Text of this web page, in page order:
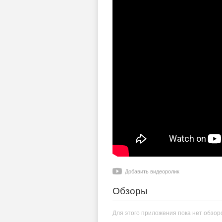
Добавить видеоролик
Обзоры
Для этого приложения пока нет